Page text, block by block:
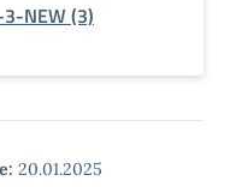
NEW (3)
20.01.2025